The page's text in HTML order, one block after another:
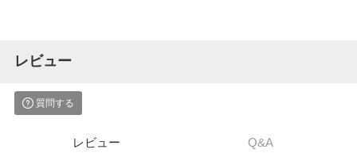
レビュー
質問する
レビュー Q&A